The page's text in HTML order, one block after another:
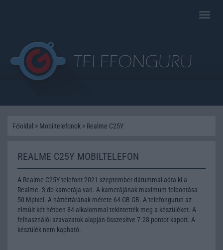
Toggle
Főoldal > Mobiltelefonok > Realme C25Y
REALME C25Y MOBILTELEFON
A Realme C25Y telefont 2021 szeptember dátummal adta ki a
Realme. 3 db kamerája van. A kamerájának maximum felbontása
50 Mpixel. A háttértárának mérete 64 GB GB. A telefongurun az
elmúlt két hétben 84 alkalommal tekintették meg a készüléket. A
felhasználói szavazatok alapján összesítve 7.28 pontot kapott. A
készülék nem kapható.